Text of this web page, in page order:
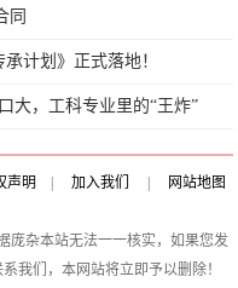
同
计划》正式落地！
大，工科专业里的“王炸”
声明 | 加入我们 |
网站地图
庞杂本站无法一一核实，如果您发
我们，本网站将立即予以删除！